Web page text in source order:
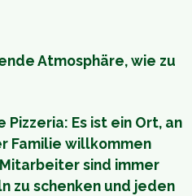
Atmosphäre, wie zu
Es ist ein Ort, an
Familie willkommen
sind immer
zu schenken und jeden